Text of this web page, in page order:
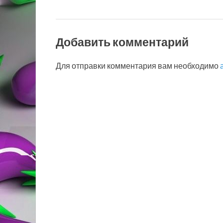
Добавить комментарий
Для отправки комментария вам необходимо